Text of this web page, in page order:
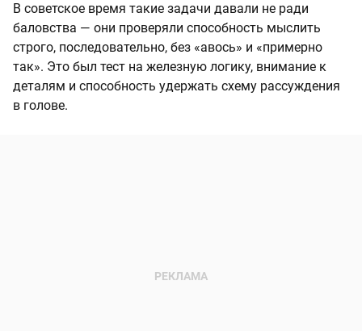
В советское время такие задачи давали не ради
баловства — они проверяли способность мыслить
строго, последовательно, без «авось» и «примерно
так». Это был тест на железную логику, внимание к
деталям и способность удержать схему рассуждения
в голове.